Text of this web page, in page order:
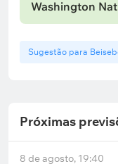
Washington
Sugestão para
Próximas
8 de agosto, 19:40